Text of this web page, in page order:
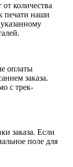
количества
печати наши
оплаты
заказа.
с трек-
заказа. Если
поле для